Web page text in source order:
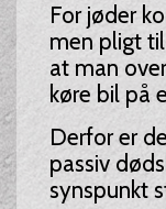
For jøder
men pligt
at man
køre bil på
Derfor er
passiv
synspunkt